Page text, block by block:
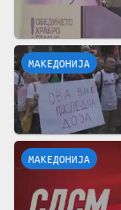
МАКЕДОНИЈА
МАКЕДОНИЈА